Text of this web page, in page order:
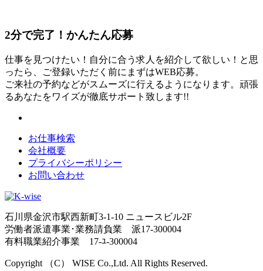
2分で完了！かんたん応募
仕事を見つけたい！自分に合う求人を紹介して欲しい！と思
ったら、ご登録いただく前にまずはWEB応募。
ご来社の予約などがスムーズに行えるようになります。頑張
るあなたをワイズが徹底サポート致します!!
お仕事検索
会社概要
プライバシーポリシー
お問い合わせ
石川県金沢市駅西新町3-1-10 ニュースビル2F
労働者派遣事業･業務請負業 派17-300004
有料職業紹介事業 17-ﾕ-300004
Copyright （C） WISE Co.,Ltd. All Rights Reserved.